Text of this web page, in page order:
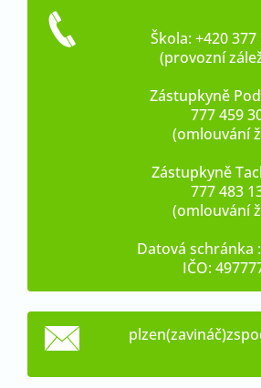
Škola: +420 377
(provozní
Zástupkyně
777 459
(omlouvání
Zástupkyně
777 483
(omlouvání
Datová schránka
IČO: